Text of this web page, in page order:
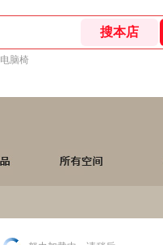
电脑椅